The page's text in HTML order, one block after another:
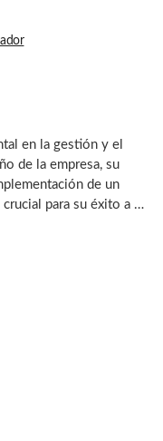
en la gestión y el
de la empresa, su
de un
para su éxito a …